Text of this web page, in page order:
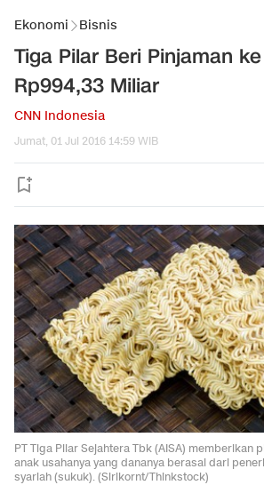
Ekonomi Bisnis
Tiga Pilar Beri Pinjaman
Rp994,33 Miliar
CNN Indonesia
Jumat, 01 Jul 2016 14:59 WIB
PT Tiga Pilar Sejahtera Tbk (AISA) memberikan
anak usahanya yang dananya berasal dari
syariah (sukuk). (Sirikornt/Thinkstock)